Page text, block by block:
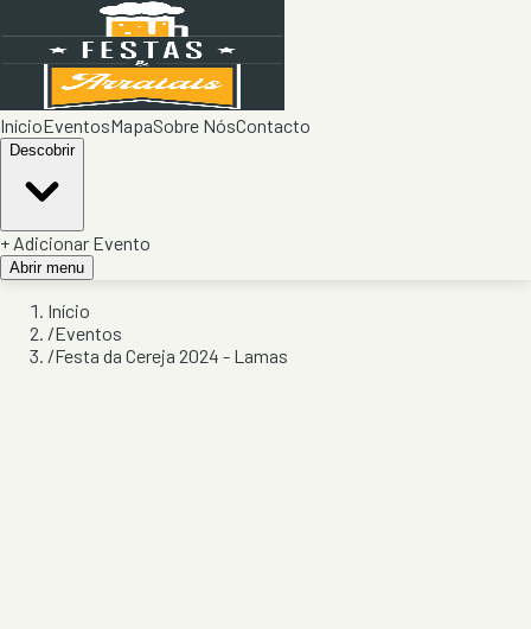
InícioEventosMapaSobre NósContacto
Descobrir
+ Adicionar Evento
Abrir menu
Início
/Eventos
/Festa da Cereja 2024 - Lamas